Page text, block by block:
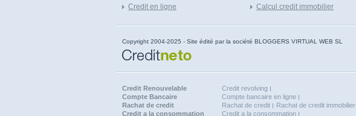
Credit en ligne
Calcul credit immobilier
Copyright 2004-2025 - Site édité par la société BLOGGERS VIRTUAL WEB SL
Credit Renouvelable
Credit revolving
Compte Bancaire
Compte bancaire en ligne
Rachat de credit
Rachat de credit
Rachat de credit immobilier
Credit a la consommation
Credit a la consommation